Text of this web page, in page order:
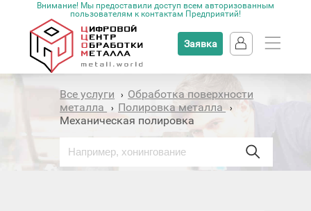
Внимание! Мы предоставили доступ всем авторизованным
пользователям к контактам Предприятий!
Заявка
Все услуги › Обработка поверхности
металла
› Полировка металла ›
Механическая полировка